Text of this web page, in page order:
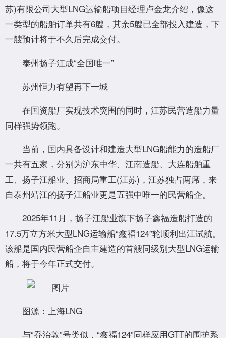
苏)有限公司大型LNG运输船项目经理卢金龙介绍，像这
一类型的船舶订单共有6艘，其余5艘已全部投入建造，下
一艘预计将于不久后完成交付。
泰州扬子江成“全国唯一”
苏州恒力有望再下一城
在国资船厂实现技术突围的同时，江苏民营造船力量
同样强势领跑。
当前，国内具备设计和建造大型LNG船能力的造船厂
一共有五家，分别为沪东中华、江南造船、大连船舶重
工、扬子江船业、招商局重工(江苏)，江苏独占两席，来
自泰州靖江的扬子江船业更是五强中唯一的民营船企。
2025年11月，扬子江船业旗下扬子鑫福造船打造的
17.5万立方米大型LNG运输船“鑫福124”轮顺利出江试航。
该船是国内民营船企自主建造的首艘同级别大型LNG运输
船，将于今年正式交付。
图源：上海LNG
与“乔治敦”号类似，“鑫福124”同样应用GTT的围护系